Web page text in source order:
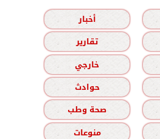
أخبار
تقارير
خارجي
حوادث
صحة وطب
منوعات